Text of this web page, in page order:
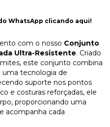
WhatsApp clicando aqui!
com o nosso Conjunto
Ultra-Resistente. Criado
este conjunto combina
uma tecnologia de
suporte nos pontos
e costuras reforçadas, ele
proporcionando uma
acompanha cada